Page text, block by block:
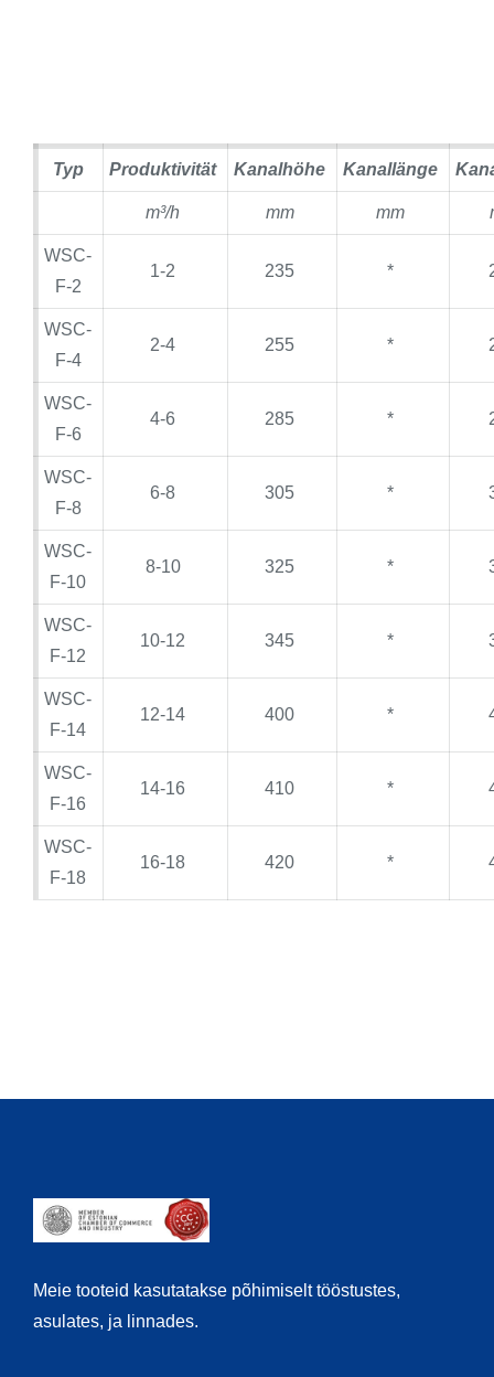
Typ Produktivität Kanalhöhe Kanallänge
m³/h mm mm
WSC-
F-2
1-2 235 *
WSC-
F-4
2-4 255 *
WSC-
F-6
4-6 285 *
WSC-
F-8
6-8 305 *
WSC-
F-10
8-10 325 *
WSC-
F-12
10-12 345 *
WSC-
F-14
12-14 400 *
WSC-
F-16
14-16 410 *
WSC-
F-18
16-18 420 *
Meie tooteid kasutatakse põhimiselt tööstustes,
asulates, ja linnades.